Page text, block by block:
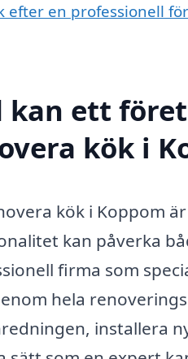
efter en professionell
kan ett
kök i
kök i Koppom
kan påverka
firma som
hela
installera